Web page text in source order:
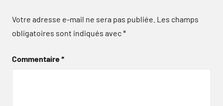
Votre adresse e-mail ne sera pas publiée. Les champs
obligatoires sont indiqués avec*
Commentaire*